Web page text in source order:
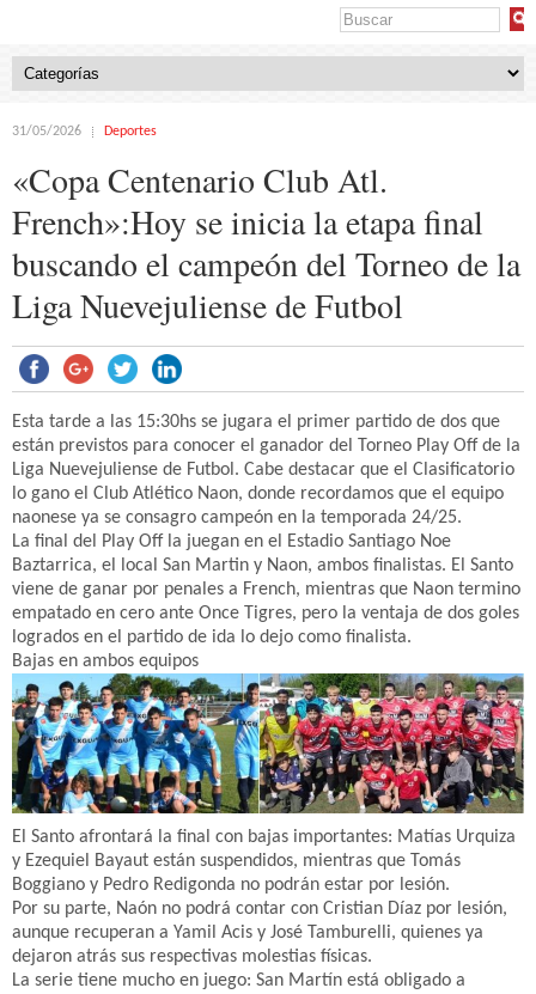
31/05/2026 Deportes
«Copa Centenario Club Atl.
French»:Hoy se inicia la etapa final
buscando el campeón del Torneo de la
Liga Nuevejuliense de Futbol
Esta tarde a las 15:30hs se jugara el primer partido de dos que
están previstos para conocer el ganador del Torneo Play Off de la
Liga Nuevejuliense de Futbol. Cabe destacar que el Clasificatorio
lo gano el Club Atlético Naon, donde recordamos que el equipo
naonese ya se consagro campeón en la temporada 24/25.
La final del Play Off la juegan en el Estadio Santiago Noe
Baztarrica, el local San Martin y Naon, ambos finalistas. El Santo
viene de ganar por penales a French, mientras que Naon termino
empatado en cero ante Once Tigres, pero la ventaja de dos goles
logrados en el partido de ida lo dejo como finalista.
Bajas en ambos equipos
El Santo afrontará la final con bajas importantes: Matías Urquiza
y Ezequiel Bayaut están suspendidos, mientras que Tomás
Boggiano y Pedro Redigonda no podrán estar por lesión.
Por su parte, Naón no podrá contar con Cristian Díaz por lesión,
aunque recuperan a Yamil Acis y José Tamburelli, quienes ya
dejaron atrás sus respectivas molestias físicas.
La serie tiene mucho en juego: San Martín está obligado a